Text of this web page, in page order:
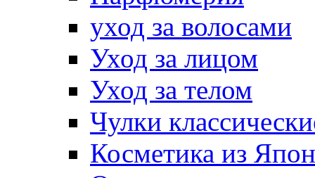
уход за волосами
Уход за лицом
Уход за телом
Чулки
Косметика из